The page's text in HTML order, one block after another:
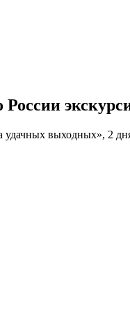
удачных выходных», 2